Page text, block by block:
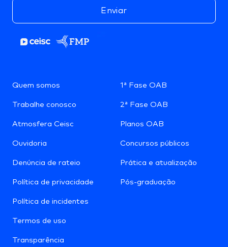
Quem somos
Trabalhe conosco
Atmosfera Ceisc
Ouvidoria
Denúncia de rateio
Política de privacidade
Política de incidentes
Termos de uso
Transparência
1ª Fase OAB
2ª Fase OAB
Planos OAB
Concursos públicos
Prática e atualização
Pós-graduação
Enviar